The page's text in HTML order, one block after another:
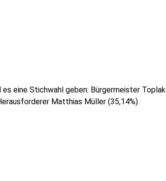
eine Stichwahl geben: Bürgermeister Toplak
Matthias Müller (35,14%).